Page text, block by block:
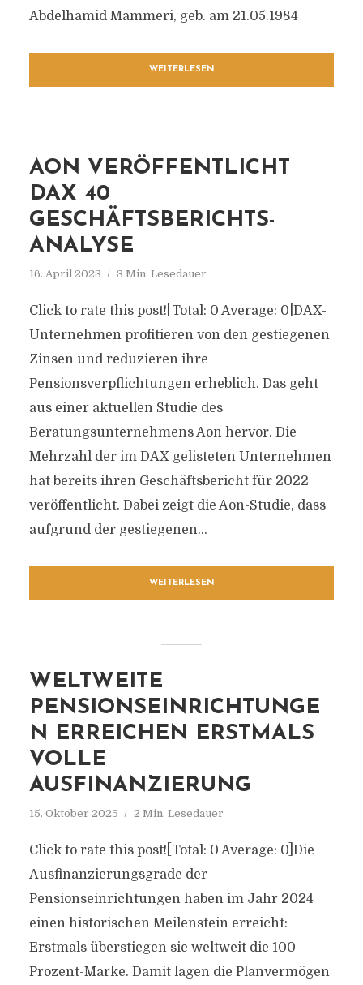
Abdelhamid Mammeri, geb. am 21.05.1984
WEITERLESEN
AON VERÖFFENTLICHT
DAX 40
GESCHÄFTSBERICHTS-
ANALYSE
16. April 2023 3 Min. Lesedauer
Click to rate this post![Total: 0 Average: 0]DAX-
Unternehmen profitieren von den gestiegenen
Zinsen und reduzieren ihre
Pensionsverpflichtungen erheblich. Das geht
aus einer aktuellen Studie des
Beratungsunternehmens Aon hervor. Die
Mehrzahl der im DAX gelisteten Unternehmen
hat bereits ihren Geschäftsbericht für 2022
veröffentlicht. Dabei zeigt die Aon-Studie, dass
aufgrund der gestiegenen...
WEITERLESEN
WELTWEITE
PENSIONSEINRICHTUNGE
N ERREICHEN ERSTMALS
VOLLE
AUSFINANZIERUNG
15. Oktober 2025 2 Min. Lesedauer
Click to rate this post![Total: 0 Average: 0]Die
Ausfinanzierungsgrade der
Pensionseinrichtungen haben im Jahr 2024
einen historischen Meilenstein erreicht:
Erstmals überstiegen sie weltweit die 100-
Prozent-Marke. Damit lagen die Planvermögen